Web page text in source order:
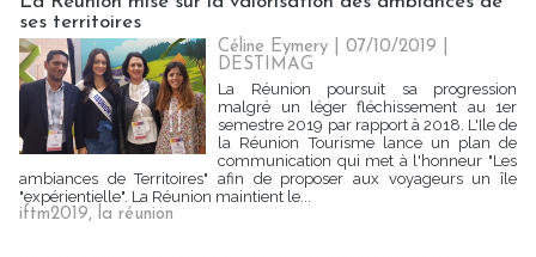
ses territoires
Céline Eymery | 07/10/2019
DESTIMAG
La Réunion poursuit sa progression
malgré un léger fléchissement au 1er
semestre 2019 par rapport à 2018. L'Ile de
la Réunion Tourisme lance un plan de
communication qui met à l'honneur "Les
ambiances de Territoires" afin de proposer aux voyageurs un île
"expérientielle". La Réunion maintient le...
iftm2019, la réunion